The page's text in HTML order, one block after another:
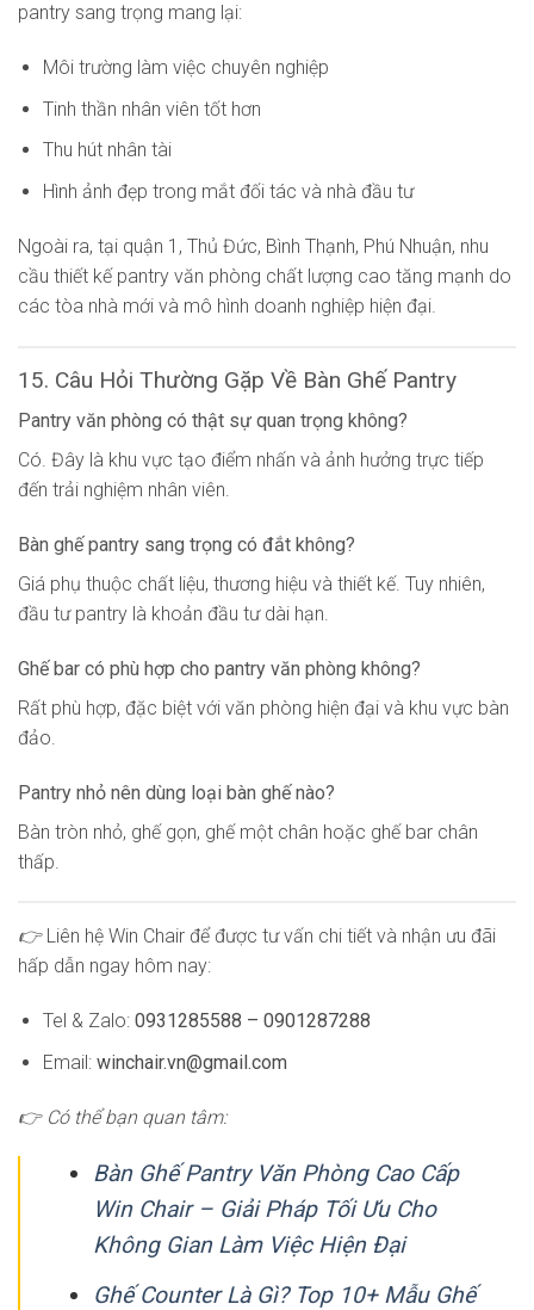
pantry sang trọng mang lại:
Môi trường làm việc chuyên nghiệp
Tinh thần nhân viên tốt hơn
Thu hút nhân tài
Hình ảnh đẹp trong mắt đối tác và nhà đầu tư
Ngoài ra, tại quận 1, Thủ Đức, Bình Thạnh, Phú Nhuận, nhu
cầu thiết kế pantry văn phòng chất lượng cao tăng mạnh do
các tòa nhà mới và mô hình doanh nghiệp hiện đại.
15. Câu Hỏi Thường Gặp Về Bàn Ghế Pantry
Pantry văn phòng có thật sự quan trọng không?
Có. Đây là khu vực tạo điểm nhấn và ảnh hưởng trực tiếp
đến trải nghiệm nhân viên.
Bàn ghế pantry sang trọng có đắt không?
Giá phụ thuộc chất liệu, thương hiệu và thiết kế. Tuy nhiên,
đầu tư pantry là khoản đầu tư dài hạn.
Ghế bar có phù hợp cho pantry văn phòng không?
Rất phù hợp, đặc biệt với văn phòng hiện đại và khu vực bàn
đảo.
Pantry nhỏ nên dùng loại bàn ghế nào?
Bàn tròn nhỏ, ghế gọn, ghế một chân hoặc ghế bar chân
thấp.
👉Liên hệ Win Chair để được tư vấn chi tiết và nhận ưu đãi
hấp dẫn ngay hôm nay:
Tel & Zalo: 0931285588 – 0901287288
Email: winchair.vn@gmail.com
👉 Có thể bạn quan tâm:
Bàn Ghế Pantry Văn Phòng Cao Cấp
Win Chair – Giải Pháp Tối Ưu Cho
Không Gian Làm Việc Hiện Đại
Ghế Counter Là Gì? Top 10+ Mẫu Ghế